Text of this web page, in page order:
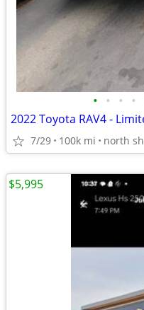
• • • •
2022 Toyota RAV4 -
7/29 100k mi north
$5,995